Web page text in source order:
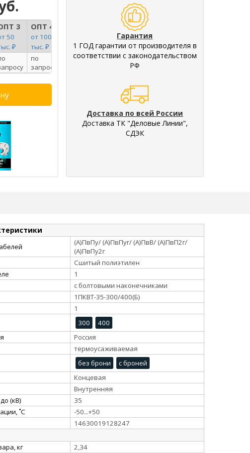
3
50
₽
ОПТ 4
от 100
тыс. ₽
по
запросу
Гарантия
1 ГОД гарантии от производителя в
соответствии с законодательством
РФ
Доставка по всей России
Доставка ТК "Деловые Линии",
СДЭК
(А)ПвПу/ (А)ПвПуг/ (А)ПвВ/ (А)ПвП2г/
(А)ПвПу2г
Сшитый полиэтилен
1
с болтовыми наконечниками
1ПКВТ-35-300/400(Б)
1
300
400
Россия
термоусаживаемая
без брони
с броней
Концевая
Внутренняя
(кВ)
35
˚С
-50...+50
14630019128247
кг
2,34